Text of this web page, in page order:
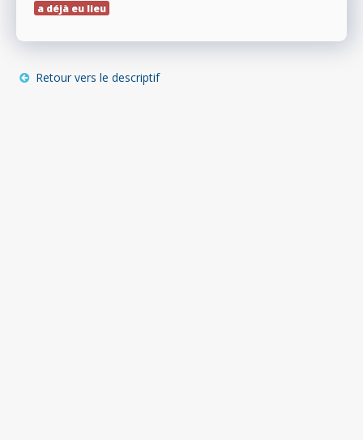
a déjà eu lieu
Retour vers le descriptif